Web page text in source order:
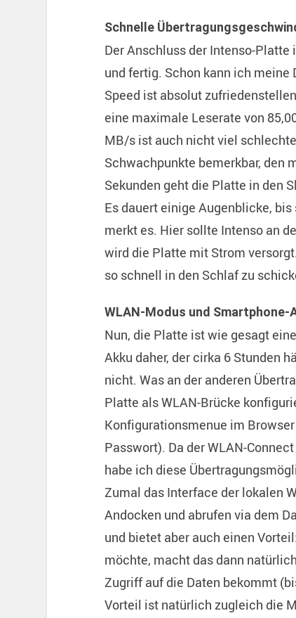
Schnelle
Der Anschluss der Intenso-
und fertig. Schon kann ich meine
Speed ist absolut
eine maximale Leserate von
MB/s ist auch nicht viel
Schwachpunkte bemerkbar, den
Sekunden geht die Platte in den
Es dauert einige Augenblicke,
merkt es. Hier sollte Intenso an
wird die Platte mit Strom
so schnell in den Schlaf zu
WLAN-Modus und Smartphone-
Nun, die Platte ist wie gesagt
Akku daher, der cirka 6 Stunden
nicht. Was an der anderen
Platte als WLAN-Brücke
Konfigurationsmenue im
Passwort). Da der WLAN-
habe ich diese
Zumal das Interface der lokalen
Andocken und abrufen via dem
und bietet aber auch einen
möchte, macht das dann
Zugriff auf die Daten bekommt
Vorteil ist natürlich zugleich die